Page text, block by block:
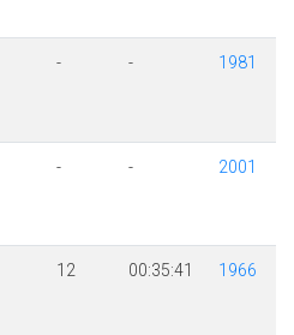
- - 1981
- - 2001
12 00:35:41 1966